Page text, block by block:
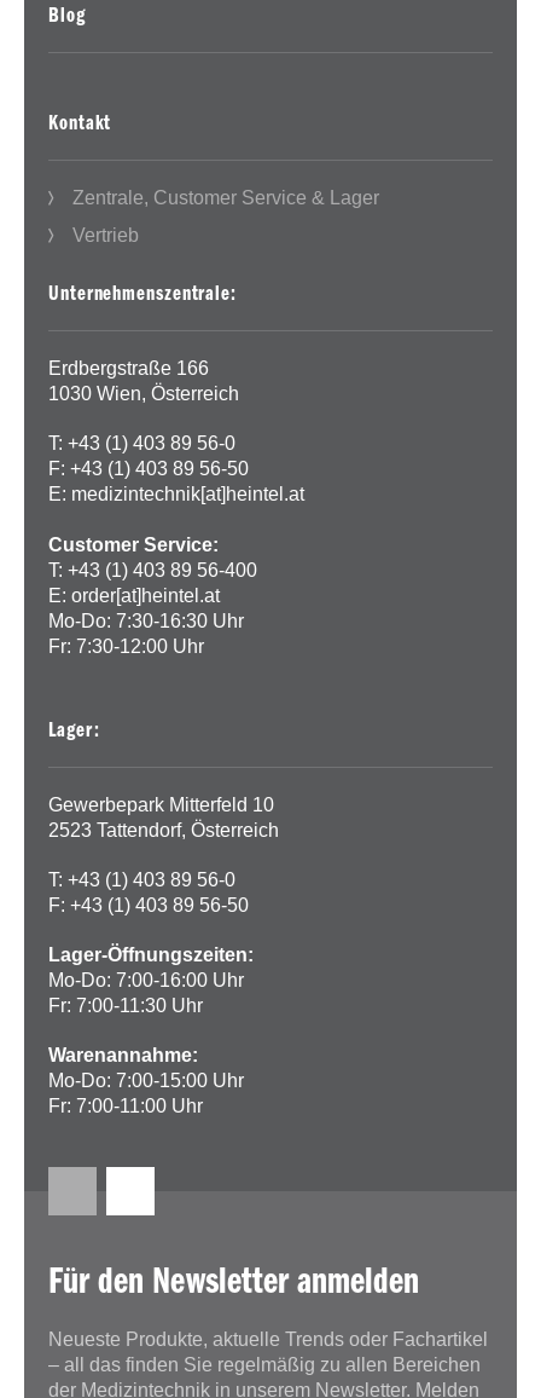
Blog
Kontakt
Zentrale, Customer Service & Lager
Vertrieb
Unternehmenszentrale:
Erdbergstraße 166
1030 Wien, Österreich
T: +43 (1) 403 89 56-0
F: +43 (1) 403 89 56-50
E: medizintechnik[at]heintel.at
Customer Service:
T: +43 (1) 403 89 56-400
E: order[at]heintel.at
Mo-Do: 7:30-16:30 Uhr
Fr: 7:30-12:00 Uhr
Lager:
Gewerbepark Mitterfeld 10
2523 Tattendorf, Österreich
T: +43 (1) 403 89 56-0
F: +43 (1) 403 89 56-50
Lager-Öffnungszeiten:
Mo-Do: 7:00-16:00 Uhr
Fr: 7:00-11:30 Uhr
Warenannahme:
Mo-Do: 7:00-15:00 Uhr
Fr: 7:00-11:00 Uhr
Für den Newsletter anmelden
Neueste Produkte, aktuelle Trends oder Fachartikel
– all das finden Sie regelmäßig zu allen Bereichen
der Medizintechnik in unserem Newsletter. Melden